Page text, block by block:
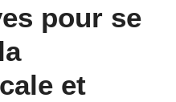
pour se
et